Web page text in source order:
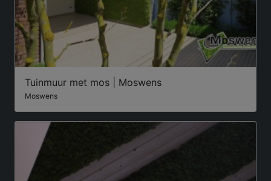
Tuinmuur met mos | Moswens
Moswens